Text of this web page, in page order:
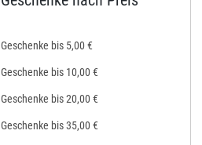
Geschenke bis 5,00 €
Geschenke bis 10,00 €
Geschenke bis 20,00 €
Geschenke bis 35,00 €